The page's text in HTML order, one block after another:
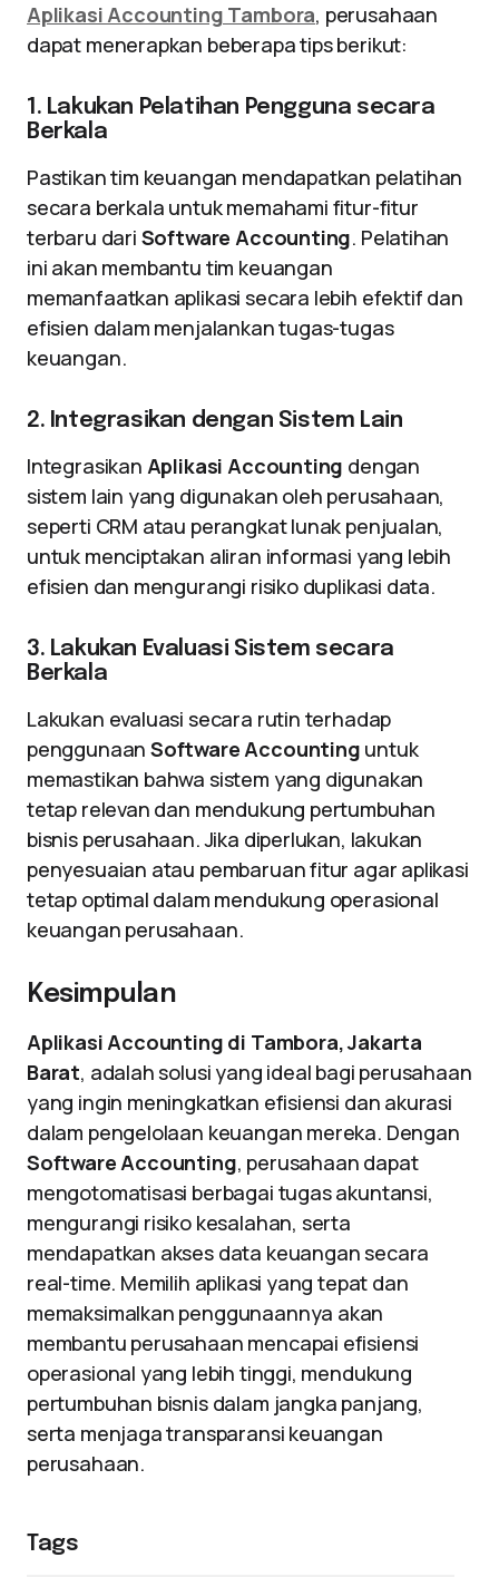
Aplikasi Accounting Tambora, perusahaan
dapat menerapkan beberapa tips berikut:
1. Lakukan Pelatihan Pengguna secara
Berkala
Pastikan tim keuangan mendapatkan pelatihan
secara berkala untuk memahami fitur-fitur
terbaru dari Software Accounting. Pelatihan
ini akan membantu tim keuangan
memanfaatkan aplikasi secara lebih efektif dan
efisien dalam menjalankan tugas-tugas
keuangan.
2. Integrasikan dengan Sistem Lain
Integrasikan Aplikasi Accounting dengan
sistem lain yang digunakan oleh perusahaan,
seperti CRM atau perangkat lunak penjualan,
untuk menciptakan aliran informasi yang lebih
efisien dan mengurangi risiko duplikasi data.
3. Lakukan Evaluasi Sistem secara
Berkala
Lakukan evaluasi secara rutin terhadap
penggunaanSoftware Accounting untuk
memastikan bahwa sistem yang digunakan
tetap relevan dan mendukung pertumbuhan
bisnis perusahaan. Jika diperlukan, lakukan
penyesuaian atau pembaruan fitur agar aplikasi
tetap optimal dalam mendukung operasional
keuangan perusahaan.
Kesimpulan
Aplikasi Accounting di Tambora, Jakarta
Barat, adalah solusi yang ideal bagi perusahaan
yang ingin meningkatkan efisiensi dan akurasi
dalam pengelolaan keuangan mereka. Dengan
Software Accounting, perusahaan dapat
mengotomatisasi berbagai tugas akuntansi,
mengurangi risiko kesalahan, serta
mendapatkan akses data keuangan secara
real-time. Memilih aplikasi yang tepat dan
memaksimalkan penggunaannya akan
membantu perusahaan mencapai efisiensi
operasional yang lebih tinggi, mendukung
pertumbuhan bisnis dalam jangka panjang,
serta menjaga transparansi keuangan
perusahaan.
Tags